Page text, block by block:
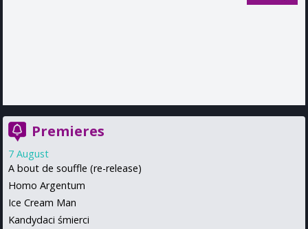
Premieres
7 August
A bout de souffle (re-release)
Homo Argentum
Ice Cream Man
Kandydaci śmierci